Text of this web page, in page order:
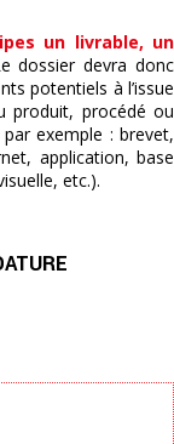
un livrable, un
dossier devra donc
potentiels à l’issue
produit, procédé ou
exemple : brevet,
application, base
etc.).